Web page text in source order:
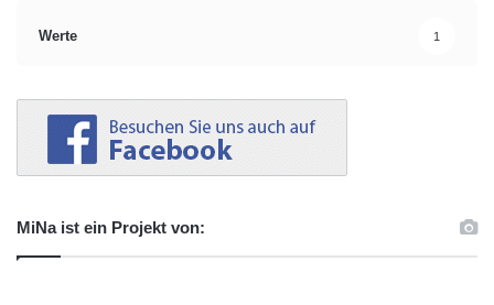
Werte 1
MiNa ist ein Projekt von: